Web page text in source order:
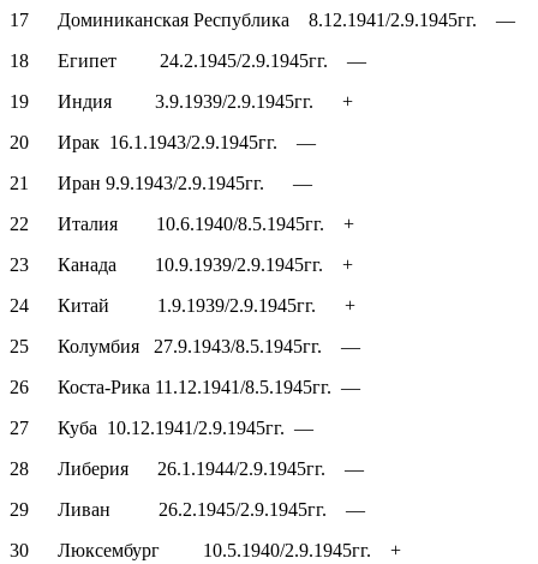
17 Доминиканская Республика 8.12.1941/2.9.1945гг. —
18 Египет 24.2.1945/2.9.1945гг. —
19 Индия 3.9.1939/2.9.1945гг. +
20 Ирак 16.1.1943/2.9.1945гг. —
21 Иран 9.9.1943/2.9.1945гг. —
22 Италия 10.6.1940/8.5.1945гг. +
23 Канада 10.9.1939/2.9.1945гг. +
24 Китай 1.9.1939/2.9.1945гг. +
25 Колумбия 27.9.1943/8.5.1945гг. —
26 Коста-Рика 11.12.1941/8.5.1945гг. —
27 Куба 10.12.1941/2.9.1945гг. —
28 Либерия 26.1.1944/2.9.1945гг. —
29 Ливан 26.2.1945/2.9.1945гг. —
30 Люксембург 10.5.1940/2.9.1945гг. +